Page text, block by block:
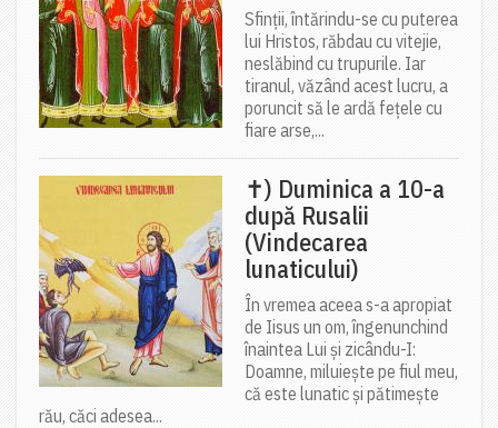
Sfinții, întărindu-se cu puterea
lui Hristos, răbdau cu vitejie,
neslăbind cu trupurile. Iar
tiranul, văzând acest lucru, a
poruncit să le ardă fețele cu
fiare arse,...
✝) Duminica a 10-a
după Rusalii
(Vindecarea
lunaticului)
În vremea aceea s-a apropiat
de Iisus un om, îngenunchind
înaintea Lui și zicându-I:
Doamne, miluiește pe fiul meu,
că este lunatic și pătimește
rău, căci adesea...